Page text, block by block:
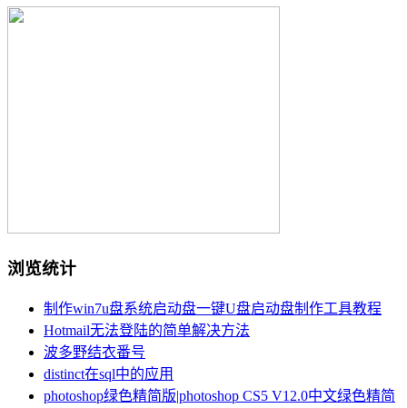
浏览统计
制作win7u盘系统启动盘一键U盘启动盘制作工具教程
Hotmail无法登陆的简单解决方法
波多野结衣番号
distinct在sql中的应用
photoshop绿色精简版|photoshop CS5 V12.0中文绿色精简